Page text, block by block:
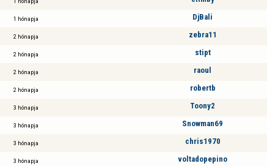
1 hónapja DjBali
2 hónapja zebra11
2 hónapja stipt
2 hónapja raoul
2 hónapja robertb
3 hónapja Toony2
3 hónapja Snowman69
3 hónapja chris1970
3 hónapja voltadopepino